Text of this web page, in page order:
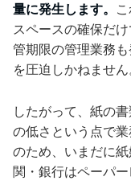
量に発生します。
スペースの確保だ
管期限の管理業務
を圧迫しかねません
したがって、紙の
の低さという点で
のため、いまだに
関・銀行はペーパー